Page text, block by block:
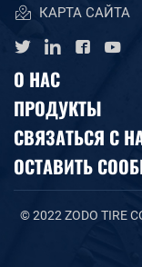
КАРТА САЙТА
О НАС
ПРОДУКТЫ
СВЯЗАТЬСЯ С
ОСТАВИТЬ
© 2022 ZODO TIRE